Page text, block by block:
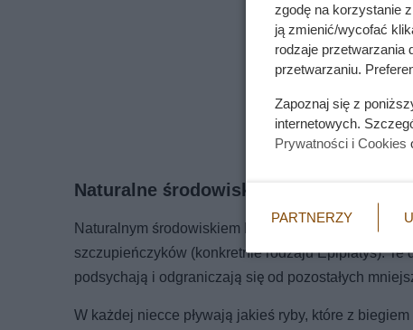
Naturalne środowisko szczupieńczyka
Naturalnym środowiskiem Epiplatys annulatus są
szczupieńczyków (konkretnie rodzaju Epiplatys).
podsychają i odgraniczają się od pozostałych
W każdej niecce pływają jakieś ryby, które z
zgodę na korzystanie
ją zmienić/wycofać
rodzaje przetwarzania
przetwarzaniu.
Zapoznaj się z
internetowych.
Prywatności i Cookies
PARTNERZY